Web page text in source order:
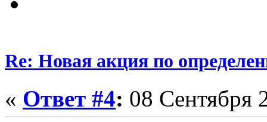
Re: Новая акция по
« Ответ #4: 08 Сентября